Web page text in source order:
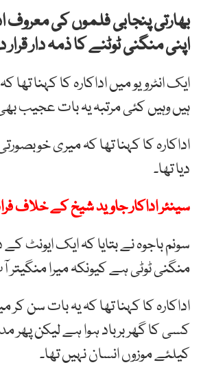
بھارتی پنجابی فلموں کی
اپنی منگنی ٹوٹنے کا ذمہ دار قرار
ایک انٹرویو میں اداکارہ کا کہنا
ہیں وہیں کئی مرتبہ یہ بات عجیب
اداکارہ کا کہنا تھا کہ میری
دیا تھا۔
سینئر اداکار جاوید شیخ کے خلاف
سونم باجوہ نے بتایا کہ ایک ایونٹ
منگنی ٹوٹی ہے کیونکہ میرا
اداکارہ کا کہنا تھا کہ یہ بات
کسی کا گھر برباد ہوا ہے لیکن پھر
کیلئے موزوں انسان نہیں تھا۔